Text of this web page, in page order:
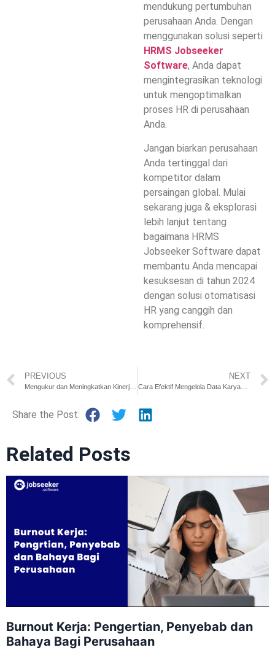
mendukung pertumbuhan
perusahaan Anda. Dengan
menggunakan solusi seperti
HRMS Jobseeker
Software, Anda dapat
mengintegrasikan teknologi
untuk mengoptimalkan
proses HR di perusahaan
Anda.
Jangan biarkan perusahaan
Anda tertinggal dari
kompetitor dalam
persaingan global. Mulai
sekarang juga & eksplorasi
lebih lanjut tentang
bagaimana HRMS
Jobseeker Software dapat
membantu Anda mencapai
kesuksesan di tahun 2024
dengan solusi otomatisasi
HR yang canggih dan
komprehensif.
PREVIOUS NEXT
Cara Efektif Mengelola Data Karyawan dengan HR Software
Share the Post:
Related Posts
Burnout Kerja: Pengertian, Penyebab dan
Bahaya Bagi Perusahaan